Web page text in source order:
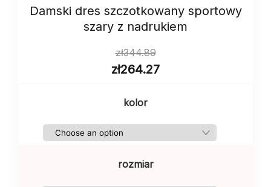
Damski dres szczotkowany sportowy
szary z nadrukiem
zł344.89
zł264.27
kolor
rozmiar